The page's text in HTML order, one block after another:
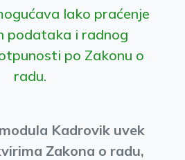
lako praćenje
podataka i radnog
po Zakonu o
radu.
Kadrovik uvek
Zakona o radu,